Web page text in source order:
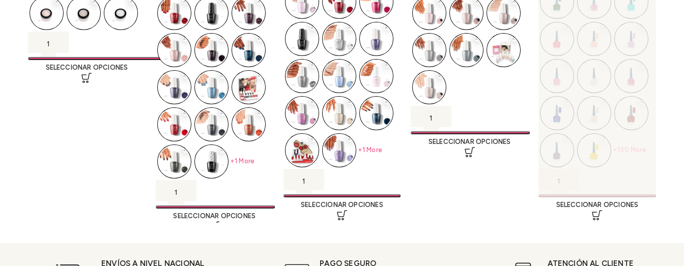
SELECCIONAR OPCIONES
+1 More
SELECCIONAR OPCIONES
+1 More
SELECCIONAR OPCIONES
SELECCIONAR OPCIONES
+130 More
SELECCIONAR OPCIONES
ENVÍOS A NIVEL NACIONAL PAGO SEGURO ATENCIÓN AL CLIENTE